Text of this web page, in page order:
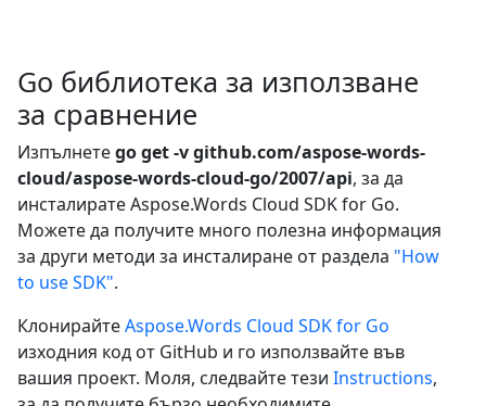
Go библиотека за използване
за сравнение
Изпълнетеgo get -v github.com/aspose-words-
cloud/aspose-words-cloud-go/2007/api, за да
инсталирате Aspose.Words Cloud SDK for Go.
Можете да получите много полезна информация
за други методи за инсталиране от раздела "How
to use SDK".
КлонирайтеAspose.Words Cloud SDK for Go
изходния код от GitHub и го използвайте във
вашия проект. Моля, следвайте тези Instructions,